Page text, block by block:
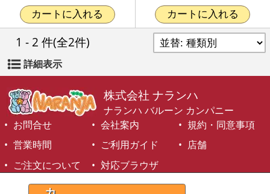
カートに入れる カートに入れる
1 - 2 件(全2件)
詳細表示
株式会社 ナランハ
ナランハ バルーン カンパニー
お問合せ
会社案内
規約・同意事項
営業時間
ご利用ガイド
店舗
ご注文について
対応ブラウザ
©1999-2026 NARANJA Inc. All Rights Reserved.